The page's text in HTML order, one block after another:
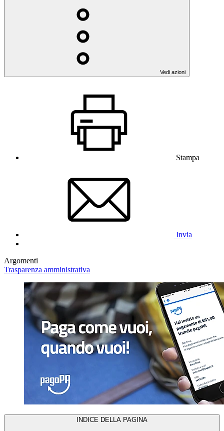
Vedi azioni
Stampa
Invia
Argomenti
Trasparenza amministrativa
INDICE DELLA PAGINA